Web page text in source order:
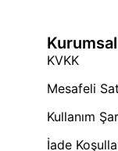
Kurumsal
KVKK
Mesafeli
Kullanım
İade